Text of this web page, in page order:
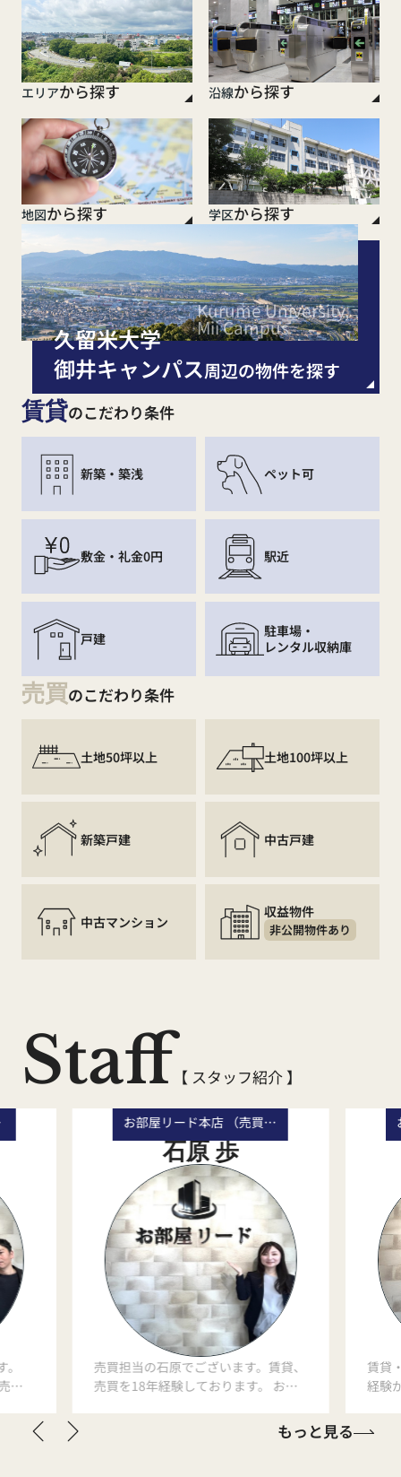
エリアから探す 沿線から探す
地図から探す 学区から探す
Kurume University,
Mii Campus
久留米大学
御井キャンパス周辺の物件を探す
賃貸のこだわり条件
新築・築浅 ペット可
敷金・礼金0円 駅近
戸建
駐車場・
レンタル収納庫
売買のこだわり条件
土地50坪以上 土地100坪以上
新築戸建 中古戸建
中古マンション
収益物件
非公開物件あり
Staff 【 スタッフ紹介 】
）
買
お部屋リード本店 （売買事業部 主任）
石原 歩
売買担当の石原でございます。賃貸、
売買を18年経験しております。 お客
最善のご提案をさせていただきます。
お客様のお話を聞く9割、残り1割ア
賃貸
経験
もっと見る